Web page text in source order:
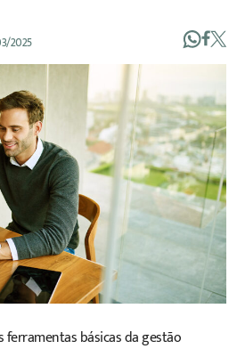
2025
ferramentas básicas da gestão